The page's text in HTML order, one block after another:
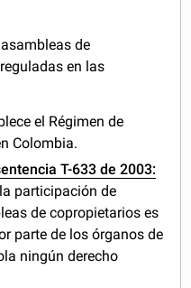
de
en las
el Régimen de
Colombia.
T-633 de 2003:
participación de
de copropietarios es
parte de los órganos de
ningún derecho